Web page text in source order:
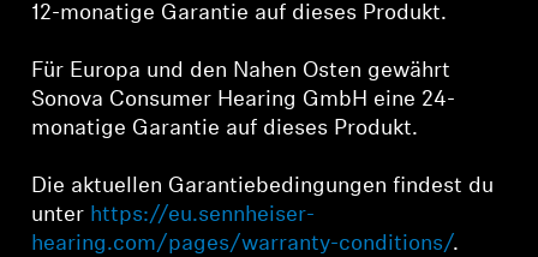
12-monatige Garantie auf dieses Produkt.
Für Europa und den Nahen Osten gewährt
Sonova Consumer Hearing GmbH eine 24-
monatige Garantie auf dieses Produkt.
Die aktuellen Garantiebedingungen findest du
unter https://eu.sennheiser-
hearing.com/pages/warranty-conditions/.